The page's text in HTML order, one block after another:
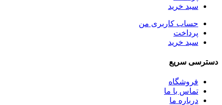
سبد خرید
حساب کاربری من
پرداخت
سبد خرید
دسترسی سریع
فروشگاه
تماس با ما
درباره ما